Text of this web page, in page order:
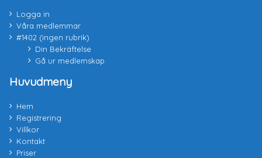
Logga in
Våra medlemmar
#1402 (ingen rubrik)
Din Bekräftelse
Gå ur medlemskap
Huvudmeny
Hem
Registrering
Villkor
Kontakt
Priser